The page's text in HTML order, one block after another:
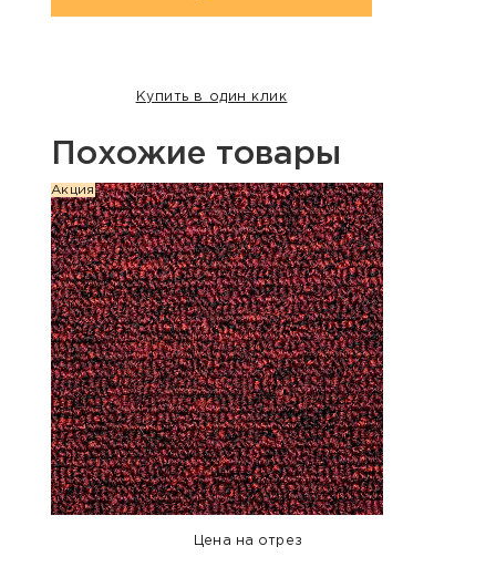
Купить в один клик
Похожие товары
Акция
Цена на отрез